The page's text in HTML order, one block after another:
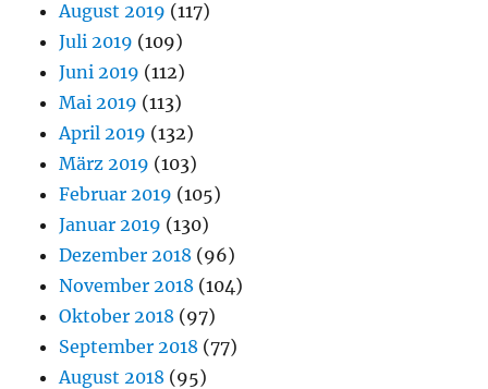
August 2019 (117)
Juli 2019 (109)
Juni 2019 (112)
Mai 2019 (113)
April 2019 (132)
März 2019 (103)
Februar 2019 (105)
Januar 2019 (130)
Dezember 2018 (96)
November 2018 (104)
Oktober 2018 (97)
September 2018 (77)
August 2018 (95)